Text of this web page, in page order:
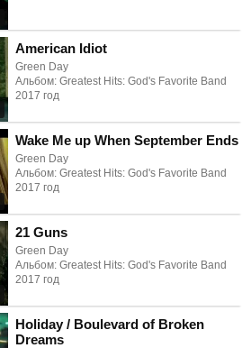
American Idiot
Green Day
Альбом: Greatest Hits: God's Favorite Band
2017 год
Wake Me up When September Ends
Green Day
Альбом: Greatest Hits: God's Favorite Band
2017 год
21 Guns
Green Day
Альбом: Greatest Hits: God's Favorite Band
2017 год
Holiday / Boulevard of Broken
Dreams